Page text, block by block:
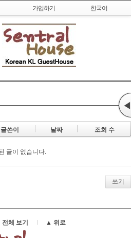
to content가입하기 한국어
◀
글쓴이 날짜 조회 수
글이 없습니다.
쓰기
전체 보기 ▲ 위로